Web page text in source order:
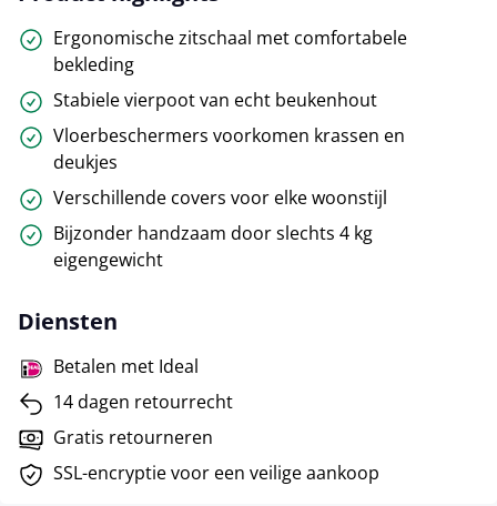
Ergonomische zitschaal met comfortabele
bekleding
Stabiele vierpoot van echt beukenhout
Vloerbeschermers voorkomen krassen en
deukjes
Verschillende covers voor elke woonstijl
Bijzonder handzaam door slechts 4 kg
eigengewicht
Diensten
Betalen met Ideal
14 dagen retourrecht
Gratis retourneren
SSL-encryptie voor een veilige aankoop